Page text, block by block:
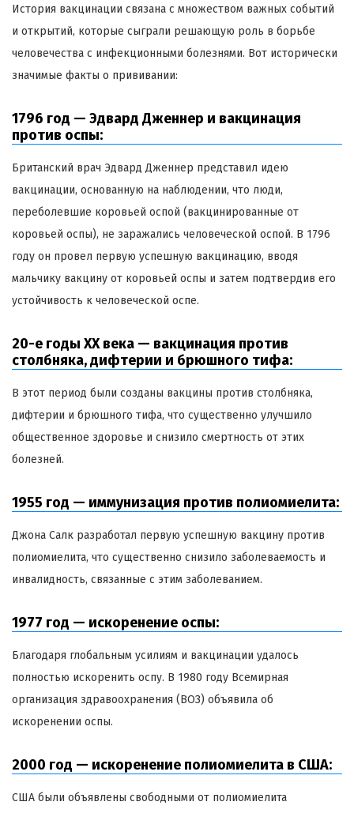
История вакцинации связана с множеством важных событий
и открытий, которые сыграли решающую роль в борьбе
человечества с инфекционными болезнями. Вот исторически
значимые факты о прививании:
1796 год — Эдвард Дженнер и вакцинация
против оспы:
Британский врач Эдвард Дженнер представил идею
вакцинации, основанную на наблюдении, что люди,
переболевшие коровьей оспой (вакцинированные от
коровьей оспы), не заражались человеческой оспой. В 1796
году он провел первую успешную вакцинацию, вводя
мальчику вакцину от коровьей оспы и затем подтвердив его
устойчивость к человеческой оспе.
20-е годы XX века — вакцинация против
столбняка, дифтерии и брюшного тифа:
В этот период были созданы вакцины против столбняка,
дифтерии и брюшного тифа, что существенно улучшило
общественное здоровье и снизило смертность от этих
болезней.
1955 год — иммунизация против полиомиелита:
Джона Салк разработал первую успешную вакцину против
полиомиелита, что существенно снизило заболеваемость и
инвалидность, связанные с этим заболеванием.
1977 год — искоренение оспы:
Благодаря глобальным усилиям и вакцинации удалось
полностью искоренить оспу. В 1980 году Всемирная
организация здравоохранения (ВОЗ) объявила об
искоренении оспы.
2000 год — искоренение полиомиелита в США:
США были объявлены свободными от полиомиелита